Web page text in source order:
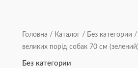
Головна / Каталог / Без категории /
великих порід собак 70 см (зелений)
Без категории
Нашийник
протипаразитарний
ПрофіЛайн